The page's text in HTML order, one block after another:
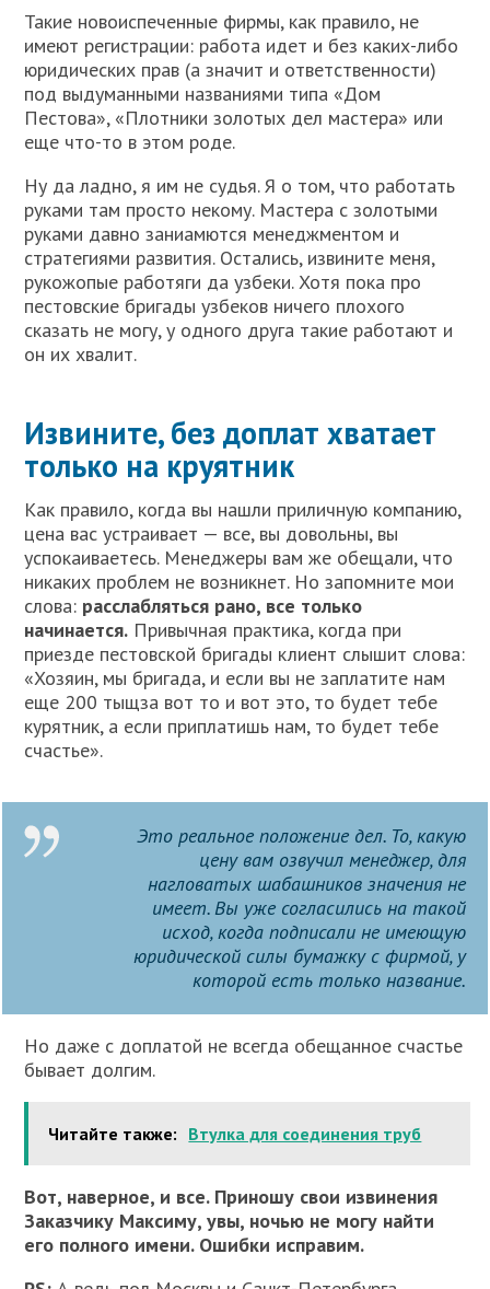
Такие новоиспеченные фирмы, как правило, не
имеют регистрации: работа идет и без каких-либо
юридических прав (а значит и ответственности)
под выдуманными названиями типа «Дом
Пестова», «Плотники золотых дел мастера» или
еще что-то в этом роде.
Ну да ладно, я им не судья. Я о том, что работать
руками там просто некому. Мастера с золотыми
руками давно заниамются менеджментом и
стратегиями развития. Остались, извините меня,
рукожопые работяги да узбеки. Хотя пока про
пестовские бригады узбеков ничего плохого
сказать не могу, у одного друга такие работают и
он их хвалит.
Извините, без доплат хватает
только на круятник
Как правило, когда вы нашли приличную компанию,
цена вас устраивает — все, вы довольны, вы
успокаиваетесь. Менеджеры вам же обещали, что
никаких проблем не возникнет. Но запомните мои
слова: расслабляться рано, все только
начинается. Привычная практика, когда при
приезде пестовской бригады клиент слышит слова:
«Хозяин, мы бригада, и если вы не заплатите нам
еще 200 тыщза вот то и вот это, то будет тебе
курятник, а если приплатишь нам, то будет тебе
счастье».
Это реальное положение дел. То, какую
цену вам озвучил менеджер, для
нагловатых шабашников значения не
имеет. Вы уже согласились на такой
исход, когда подписали не имеющую
юридической силы бумажку с фирмой, у
которой есть только название.
Но даже с доплатой не всегда обещанное счастье
бывает долгим.
Читайте также: Втулка для соединения труб
Вот, наверное, и все. Приношу свои извинения
Заказчику Максиму, увы, ночью не могу найти
его полного имени. Ошибки исправим.